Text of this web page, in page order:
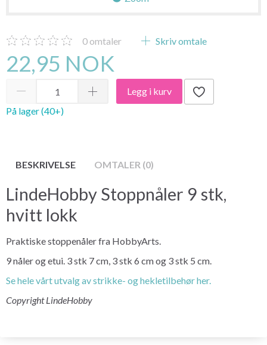
0 omtaler Skriv omtale
22,95 NOK
Legg i kurv
På lager (40+)
BESKRIVELSE OMTALER (0)
LindeHobby Stoppnåler 9 stk,
hvitt lokk
Praktiske stoppenåler fra HobbyArts.
9 nåler og etui. 3 stk 7 cm, 3 stk 6 cm og 3 stk 5 cm.
Se hele vårt utvalg av strikke- og hekletilbehør her.
Copyright LindeHobby